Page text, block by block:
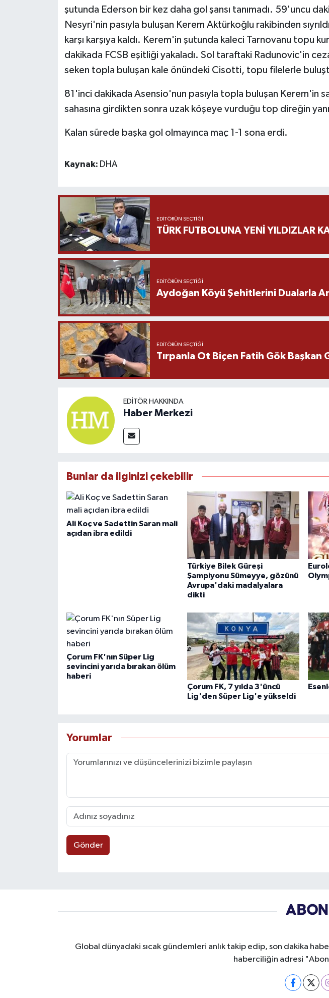
şutunda Ederson bir kez daha gol şansı tanımadı. 59'uncu
Nesyri'nin pasıyla buluşan Kerem Aktürkoğlu rakibinden
karşı karşıya kaldı. Kerem'in şutunda kaleci Tarnovanu topu
dakikada FCSB eşitliği yakaladı. Sol taraftaki Radunovic'in
seken topla buluşan kale önündeki Cisotti, topu filelerle
81'inci dakikada Asensio'nun pasıyla topla buluşan Kerem'in
sahasına girdikten sonra uzak köşeye vurduğu top direğin
Kalan sürede başka gol olmayınca maç 1-1 sona erdi.
Kaynak: DHA
EDITÖRÜN SEÇTIĞI
TÜRK FUTBOLUNA YENİ YILDIZLAR
EDITÖRÜN SEÇTIĞI
Aydoğan Köyü Şehitlerini Dualarla
EDITÖRÜN SEÇTIĞI
Tırpanla Ot Biçen Fatih Gök Başkan
EDITÖR HAKKINDA
Haber Merkezi
Bunlar da ilginizi çekebilir
Ali Koç ve Sadettin Saran mali
açıdan ibra edildi
Türkiye Bilek Güreşi
Şampiyonu Sümeyye, gözünü
Avrupa'daki madalyalara
dikti
Çorum FK'nın Süper Lig
sevincini yarıda bırakan ölüm
haberi
Çorum FK, 7 yılda 3'üncü
Lig'den Süper Lig'e yükseldi
Yorumlar
Gönder
Global dünyadaki sıcak gündemleri anlık takip edip, son dakika
haberciliğin adresi